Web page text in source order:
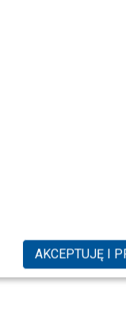
AKCEPTUJĘ I
Prawie...